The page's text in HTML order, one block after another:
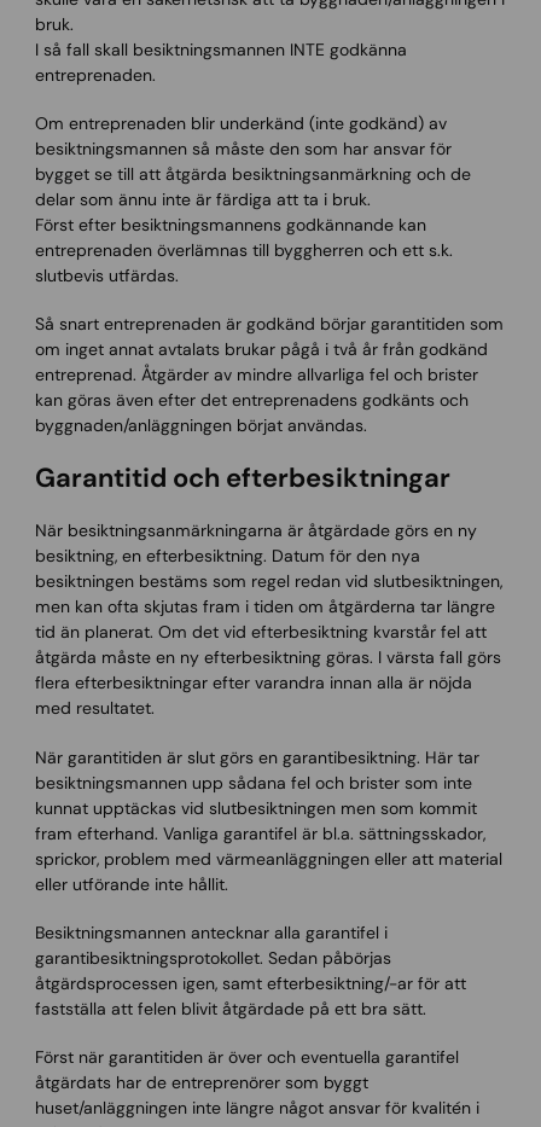
bruk.
I så fall skall besiktningsmannen INTE godkänna
entreprenaden.
Om entreprenaden blir underkänd (inte godkänd) av
besiktningsmannen så måste den som har ansvar för
bygget se till att åtgärda besiktningsanmärkning och de
delar som ännu inte är färdiga att ta i bruk.
Först efter besiktningsmannens godkännande kan
entreprenaden överlämnas till byggherren och ett s.k.
slutbevis utfärdas.
Så snart entreprenaden är godkänd börjar garantitiden som
om inget annat avtalats brukar pågå i två år från godkänd
entreprenad. Åtgärder av mindre allvarliga fel och brister
kan göras även efter det entreprenadens godkänts och
byggnaden/anläggningen börjat användas.
Garantitid och efterbesiktningar
När besiktningsanmärkningarna är åtgärdade görs en ny
besiktning, en efterbesiktning. Datum för den nya
besiktningen bestäms som regel redan vid slutbesiktningen,
men kan ofta skjutas fram i tiden om åtgärderna tar längre
tid än planerat. Om det vid efterbesiktning kvarstår fel att
åtgärda måste en ny efterbesiktning göras. I värsta fall görs
flera efterbesiktningar efter varandra innan alla är nöjda
med resultatet.
När garantitiden är slut görs en garantibesiktning. Här tar
besiktningsmannen upp sådana fel och brister som inte
kunnat upptäckas vid slutbesiktningen men som kommit
fram efterhand. Vanliga garantifel är bl.a. sättningsskador,
sprickor, problem med värmeanläggningen eller att material
eller utförande inte hållit.
Besiktningsmannen antecknar alla garantifel i
garantibesiktningsprotokollet. Sedan påbörjas
åtgärdsprocessen igen, samt efterbesiktning/-ar för att
fastställa att felen blivit åtgärdade på ett bra sätt.
Först när garantitiden är över och eventuella garantifel
åtgärdats har de entreprenörer som byggt
huset/anläggningen inte längre något ansvar för kvalitén i